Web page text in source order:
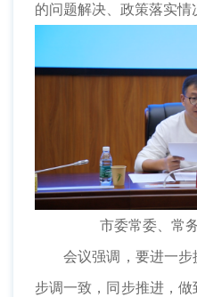
的问题解决、政策落实情
市委常委、常
会议强调，要进一步
步调一致，同步推进，